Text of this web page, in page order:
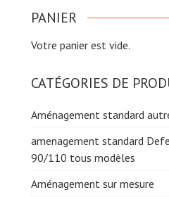
PANIER
Votre panier est vide.
CATÉGORIES DE
Aménagement standard
amenagement standard
90/110 tous modèles
Aménagement sur mesure